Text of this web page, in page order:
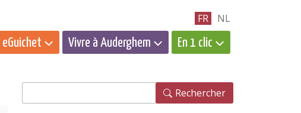
FR NL
eGuichet Vivre à Auderghem En 1 clic
Rechercher